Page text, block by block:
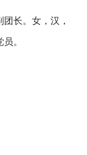
长。 女，汉，
。